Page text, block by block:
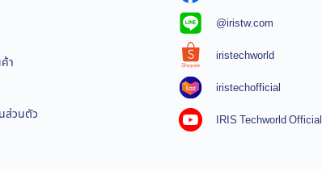
า
ส่วนตัว
@iristw.com
iristechworld
iristechofficial
IRIS Techworld Official